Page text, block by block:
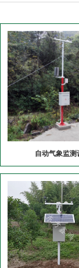
自动气象监测